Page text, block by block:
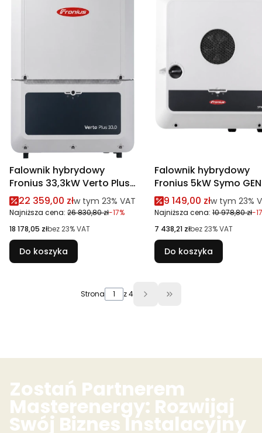
Falownik hybrydowy
Fronius 33,3kW Verto Plus
33.3 3-fazowy
wysokonapięciowy
Cena promocyjna brutto
22 359,00 złw tym %s VAT
w tym 23% VAT
Najniższa cena: 26 830,80 zł-17%
Cena netto
18 178,05 złbez 23% VAT
Do koszyka
Falownik hybrydowy
Fronius 5kW Symo
3-fazowy
Cena promocyjna
9 149,00 złw tym %s
w tym 23%
Najniższa cena: 10 978,80 zł-
Cena netto
7 438,21 złbez 23% VAT
Do koszyka
Strona z 4 Przejdź do ostatniej
Zostań Partnerem
Masterenergy: Rozwijaj
Swój Biznes Instalacyjny